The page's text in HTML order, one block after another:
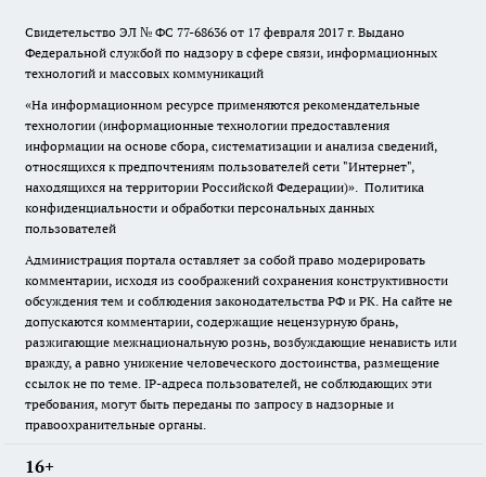
Свидетельство ЭЛ № ФС 77-68636 от 17 февраля 2017 г. Выдано
Федеральной службой по надзору в сфере связи, информационных
технологий и массовых коммуникаций
«На информационном ресурсе применяются рекомендательные
технологии (информационные технологии предоставления
информации на основе сбора, систематизации и анализа сведений,
относящихся к предпочтениям пользователей сети "Интернет",
находящихся на территории Российской Федерации)». Политика
конфиденциальности и обработки персональных данных
пользователей
Администрация портала оставляет за собой право модерировать
комментарии, исходя из соображений сохранения конструктивности
обсуждения тем и соблюдения законодательства РФ и РК. На сайте не
допускаются комментарии, содержащие нецензурную брань,
разжигающие межнациональную рознь, возбуждающие ненависть или
вражду, а равно унижение человеческого достоинства, размещение
ссылок не по теме. IP-адреса пользователей, не соблюдающих эти
требования, могут быть переданы по запросу в надзорные и
правоохранительные органы.
16+